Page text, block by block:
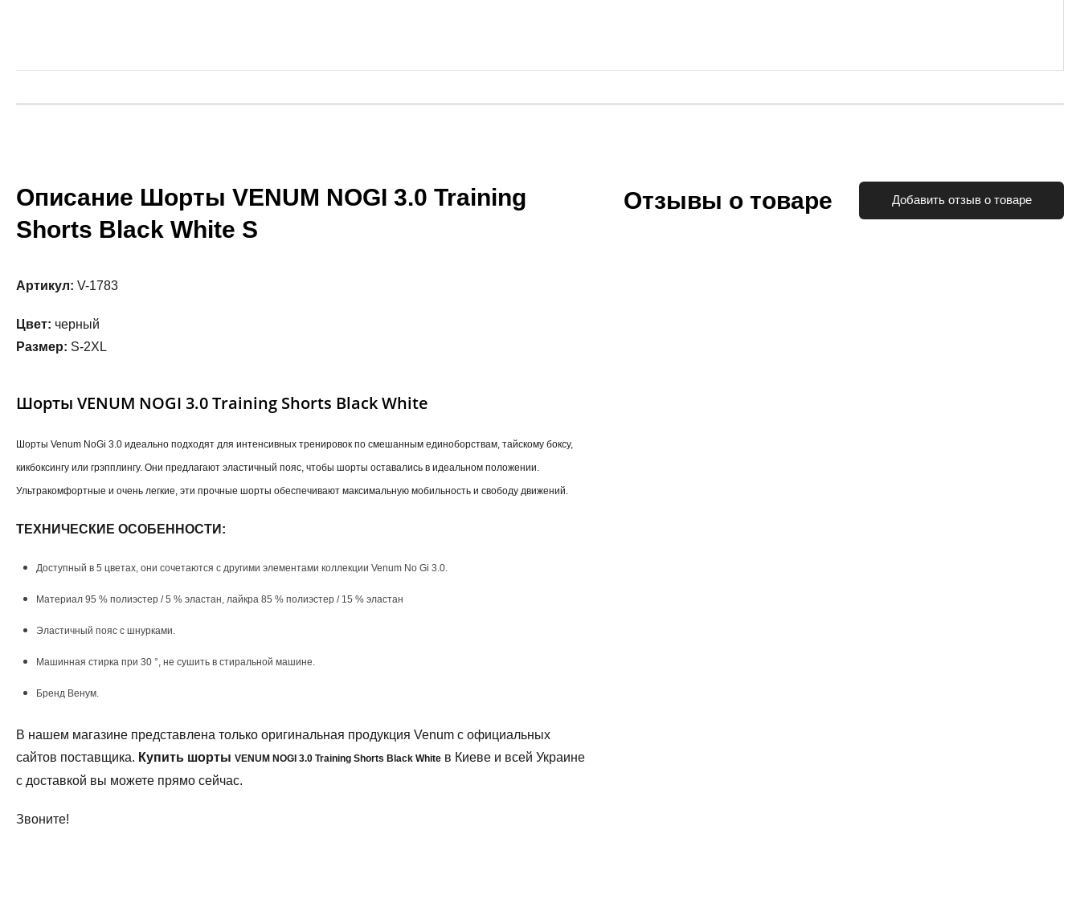
Описание Шорты VENUM NOGI 3.0 Training
Shorts Black White S
Артикул: V-1783
Цвет: черный
Размер: S-2XL
Шорты VENUM NOGI 3.0 Training Shorts Black White
Шорты Venum NoGi 3.0 идеально подходят для интенсивных тренировок по смешанным единоборствам, тайскому боксу,
кикбоксингу или грэпплингу. Они предлагают эластичный пояс, чтобы шорты оставались в идеальном положении.
Ультракомфортные и очень легкие, эти прочные шорты обеспечивают максимальную мобильность и свободу движений.
ТЕХНИЧЕСКИЕ ОСОБЕННОСТИ:
Доступный в 5 цветах, они сочетаются с другими элементами коллекции Venum No Gi 3.0.
Материал 95 % полиэстер / 5 % эластан, лайкра 85 % полиэстер / 15 % эластан
Эластичный пояс с шнурками.
Машинная стирка при 30 °, не сушить в стиральной машине.
Бренд Венум.
В нашем магазине представлена только оригинальная продукция Venum с официальных
сайтов поставщика. Купить шорты VENUM NOGI 3.0 Training Shorts Black White в Киеве и всей Украине
с доставкой вы можете прямо сейчас.
Звоните!
Отзывы о товаре Добавить отзыв о товаре